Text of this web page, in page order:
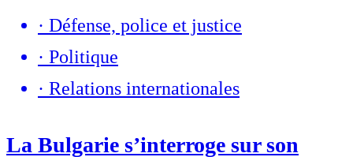
· Défense, police et justice
· Politique
· Relations internationales
La Bulgarie s’interroge sur son